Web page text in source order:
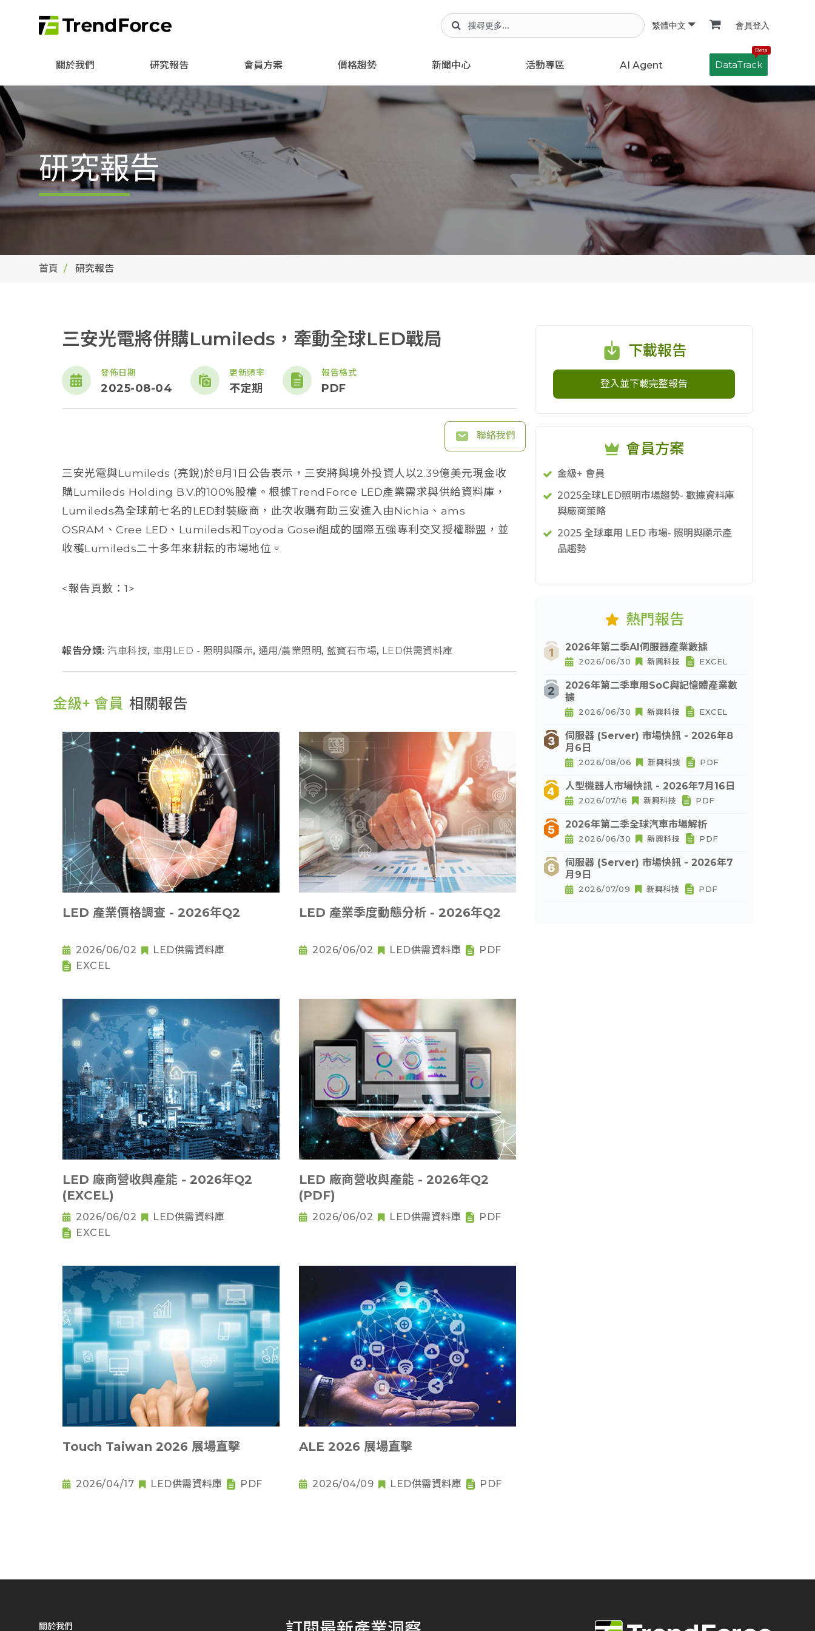
繁體中文 會員登入
關於我們 研究報告 會員方案 價格趨勢 新聞中心 活動專區 AI Agent
Beta
DataTrack
研究報告
首頁 研究報告
三安光電將併購Lumileds，牽動全球LED戰局
發佈日期
2025-08-04
更新頻率
不定期
報告格式
PDF
聯絡我們
三安光電與Lumileds (亮銳)於8月1日公告表示，三安將與境外投資人以2.39億美元現金收
購Lumileds Holding B.V.的100%股權。根據TrendForce LED產業需求與供給資料庫，
Lumileds為全球前七名的LED封裝廠商，此次收購有助三安進入由Nichia、ams
OSRAM、Cree LED、Lumileds和Toyoda Gosei組成的國際五強專利交叉授權聯盟，並
收穫Lumileds二十多年來耕耘的市場地位。
<報告頁數：1>
報告分類: 汽車科技, 車用LED - 照明與顯示, 通用/農業照明, 藍寶石市場, LED供需資料庫
金級+ 會員 相關報告
LED 產業價格調查 - 2026年Q2
2026/06/02
LED供需資料庫
EXCEL
LED 產業季度動態分析 - 2026年Q2
2026/06/02 LED供需資料庫 PDF
LED 廠商營收與產能 - 2026年Q2
(EXCEL)
2026/06/02
LED供需資料庫
EXCEL
LED 廠商營收與產能 - 2026年Q2
(PDF)
2026/06/02 LED供需資料庫 PDF
Touch Taiwan 2026 展場直擊
2026/04/17 LED供需資料庫 PDF
ALE 2026 展場直擊
2026/04/09 LED供需資料庫 PDF
下載報告
登入並下載完整報告
會員方案
金級+ 會員
2025全球LED照明市場趨勢- 數據資料庫
與廠商策略
2025 全球車用 LED 市場- 照明與顯示產
品趨勢
熱門報告
2026年第二季AI伺服器產業數據
2026/06/30 新興科技 EXCEL
2026年第二季車用SoC與記憶體產業數
據
2026/06/30 新興科技 EXCEL
伺服器 (Server) 市場快訊 - 2026年8
月6日
2026/08/06 新興科技 PDF
人型機器人市場快訊 - 2026年7月16日
2026/07/16 新興科技 PDF
2026年第二季全球汽車市場解析
2026/06/30 新興科技 PDF
伺服器 (Server) 市場快訊 - 2026年7
月9日
2026/07/09 新興科技 PDF
關於我們